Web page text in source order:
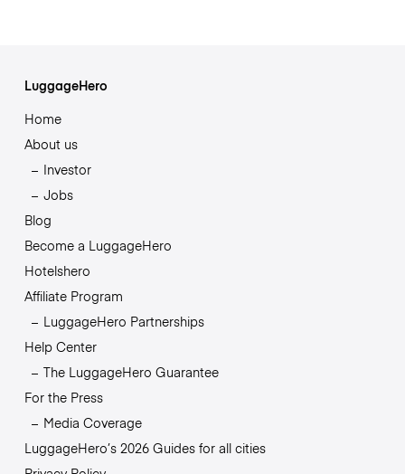
LuggageHero
Home
About us
Investor
Jobs
Blog
Become a LuggageHero
Hotelshero
Affiliate Program
LuggageHero Partnerships
Help Center
The LuggageHero Guarantee
For the Press
Media Coverage
LuggageHero’s 2026 Guides for all cities